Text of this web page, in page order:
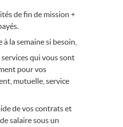
de fin de mission +
la semaine si besoin,
services qui vous sont
pour vos
mutuelle, service
de vos contrats et
salaire sous un